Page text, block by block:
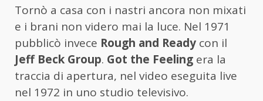
Tornò a casa con i nastri ancora non mixati
e i brani non videro mai la luce. Nel 1971
pubblicò invece Rough and Ready con il
Jeff Beck Group. Got the Feeling era la
traccia di apertura, nel video eseguita live
nel 1972 in uno studio televisivo.